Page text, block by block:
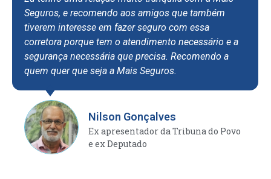
Seguros, e recomendo aos amigos que também
tiverem interesse em fazer seguro com essa
corretora porque tem o atendimento necessário e a
segurança necessária que precisa. Recomendo a
quem quer que seja a Mais Seguros.
Nilson Gonçalves
Ex apresentador da Tribuna do Povo
e ex Deputado